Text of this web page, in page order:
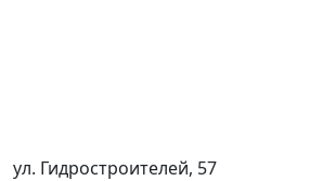
ул. Гидростроителей, 57